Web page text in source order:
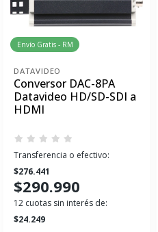
Envío Gratis - RM
DATAVIDEO
Conversor DAC-8PA
Datavideo HD/SD-SDI a
HDMI
Transferencia o efectivo:
$276.441
$290.990
12 cuotas sin interés de:
$24.249